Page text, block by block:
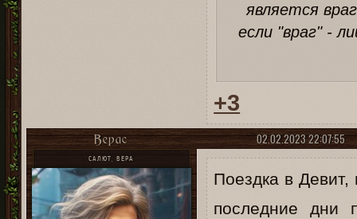
является
если "враг" -
+3
02.02.2023 22:07:55
Верас
САЛЮТ, ВЕРА
Поездка в
последние дни